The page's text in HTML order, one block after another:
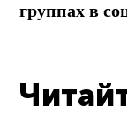
группах в